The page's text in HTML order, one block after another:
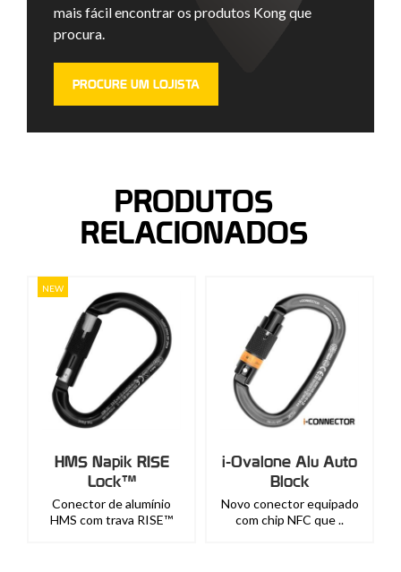
mais fácil encontrar os produtos Kong que
procura.
PROCURE UM LOJISTA
PRODUTOS
RELACIONADOS
NEW
HMS Napik RISE
Lock™
Conector de alumínio
HMS com trava RISE™
i-Ovalone Alu Auto
Block
Novo conector equipado
com chip NFC que ..